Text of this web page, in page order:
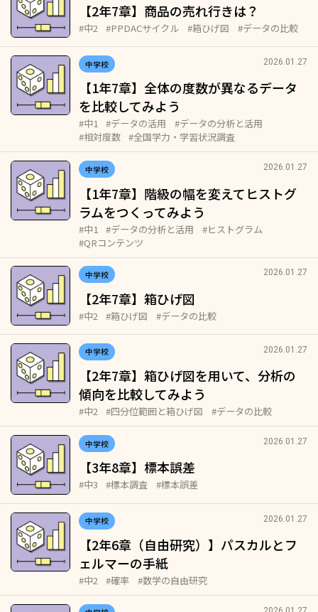
【2年7章】商品の売れ行きは？
#中2 #PPDACサイクル #箱ひげ図 #データの比較
中学校 2026.01.27
【1年7章】全体の度数が異なるデータ
を比較してみよう
#中1 #データの活用
#データの分析と活用
#相対度数
#全国学力・学習状況調査
中学校 2026.01.27
【1年7章】階級の幅を変えてヒストグ
ラムをつくってみよう
#中1 #データの分析と活用
#ヒストグラム
#QRコンテンツ
中学校 2026.01.27
【2年7章】箱ひげ図
#中2 #箱ひげ図 #データの比較
中学校 2026.01.27
【2年7章】箱ひげ図を用いて、分析の
傾向を比較してみよう
#中2 #四分位範囲と箱ひげ図 #データの比較
中学校 2026.01.27
【3年8章】標本誤差
#中3 #標本調査 #標本誤差
中学校 2026.01.27
【2年6章（自由研究）】パスカルとフ
ェルマーの手紙
#中2 #確率 #数学の自由研究